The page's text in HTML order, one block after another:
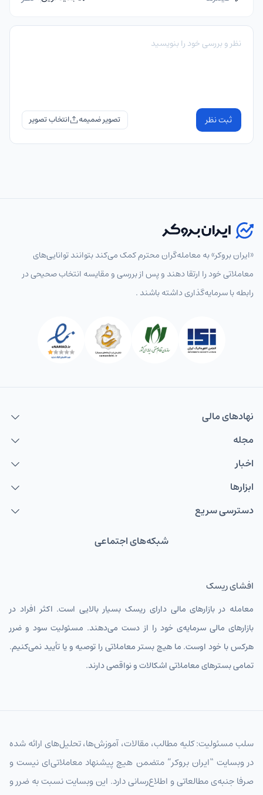
ثبت نظر تصویر ضمیمه
«ایران بروکر» به معامله‌گران محترم کمک می‌کند بتوانند توانایی‌های
معاملاتی خود را ارتقا دهند و پس از بررسی و مقایسه انتخاب‌ صحیحی در
رابطه با سرمایه‌گذاری داشته باشند .
نهاد‌های مالی
مجله
اخبار
ابزارها
دسترسی سریع
شبکه‌های اجتماعی
افشای ریسک
معامله در بازارهای مالی دارای ریسک بسیار بالایی است. اکثر افراد در
بازارهای مالی سرمایه‌ی خود را از دست می‌دهند. مسئولیت سود و ضرر
هرکس با خود اوست. ما هیچ بستر معاملاتی را توصیه و یا تأیید نمی‌کنیم.
تمامی بسترهای معاملاتی اشکالات و نواقصی دارند.
سلب مسئولیت: کلیه مطالب، مقالات، آموزش‌ها، تحلیل‌های ارائه شده
در وبسایت “ایران بروکر” متضمن هیچ پیشنهاد معاملاتی‌ای نیست و
صرفا جنبه‌ی مطالعاتی و اطلاع‌رسانی دارد. این وبسایت نسبت به ضرر و